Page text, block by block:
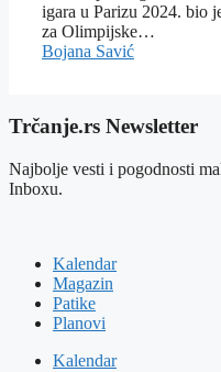
igara u Parizu 2024. bio
za Olimpijske…
Bojana Savić
Trčanje.rs Newsletter
Najbolje vesti i pogodnosti
Inboxu.
Kalendar
Magazin
Patike
Planovi
Kalendar